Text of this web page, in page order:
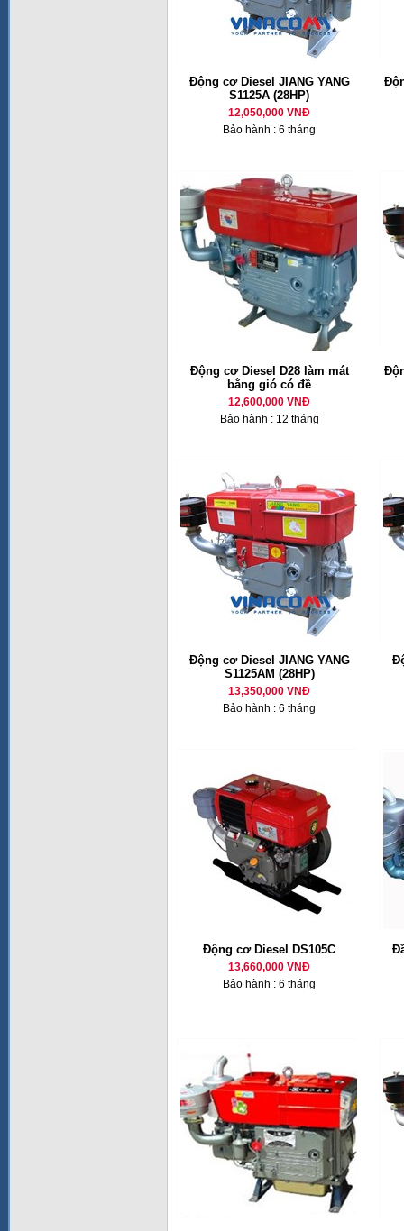
Động cơ Diesel JIANG YANG
S1125A (28HP)
12,050,000 VNĐ
Bảo hành : 6 tháng
Động cơ Diesel D28 làm mát
bằng gió có đề
12,600,000 VNĐ
Bảo hành : 12 tháng
Động cơ Diesel JIANG YANG
S1125AM (28HP)
13,350,000 VNĐ
Bảo hành : 6 tháng
Động cơ Diesel DS105C
13,660,000 VNĐ
Bảo hành : 6 tháng